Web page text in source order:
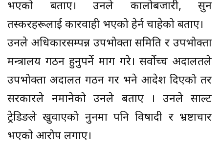
भएको बताए। उनले कालोबजारी, सुन
तस्करहरूलाई कारवाही भएको हेर्न चाहेको बताए।
उनले अधिकारसम्पन्न उपभोक्ता समिति र उपभोक्ता
मन्त्रालय गठन हुनुपर्ने माग गरे। सर्वोच्च अदालतले
उपभोक्ता अदालत गठन गर भने आदेश दिएको तर
सरकारले नमानेको उनले बताए । उनले साल्ट
ट्रेडिङले खुवाएको नुनमा पनि विषादी र भ्रष्टाचार
भएको आरोप लगाए।